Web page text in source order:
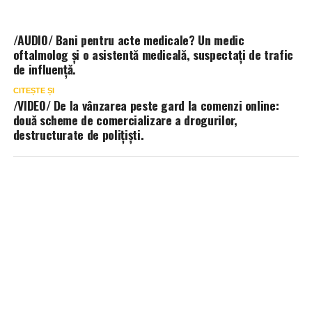
/AUDIO/ Bani pentru acte medicale? Un medic
oftalmolog și o asistentă medicală, suspectați de trafic
de influență.
CITEȘTE ȘI
/VIDEO/ De la vânzarea peste gard la comenzi online:
două scheme de comercializare a drogurilor,
destructurate de polițiști.